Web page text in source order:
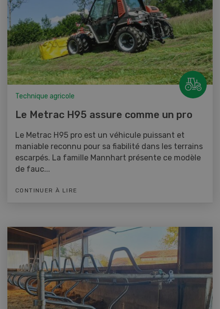
Technique agricole
Le Metrac H95 assure comme un pro
Le Metrac H95 pro est un véhicule puissant et
maniable reconnu pour sa fiabilité dans les terrains
escarpés. La famille Mannhart présente ce modèle
de fauc...
CONTINUER À LIRE